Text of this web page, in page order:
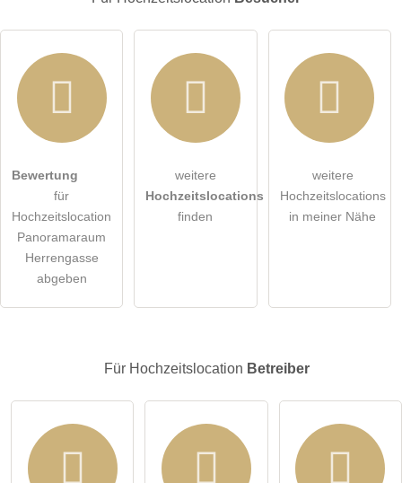
Die Datenschutzerklärung habe ich zur Kenntnis genommen.
öffentliche Frage stellen
Hinweis:Bitte beachten Sie, öffentliche Fragen sind
Besucher sichtbar
.
Bewertung
für
Hochzeitslocation
Panoramaraum
Herrengasse
abgeben
weitere
Hochzeitslocations
finden
weitere
Hochzeitslocations
in meiner Nähe
Für Hochzeitslocation Betreiber